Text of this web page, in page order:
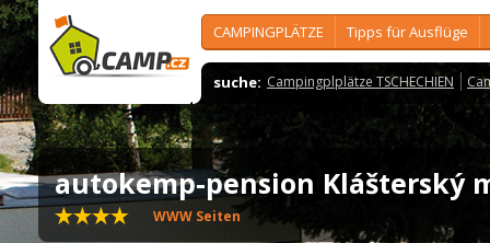
CAMPINGPLÄTZE Tipps für Ausflüge
suche: Campingplplätze TSCHECHIEN
autokemp-pension Klášterský
WWW Seiten